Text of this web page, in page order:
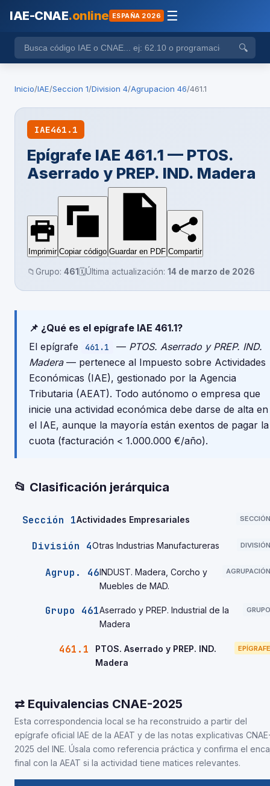
IAE-CNAE.online ESPAÑA 2026 ☰
🔍
Inicio/IAE/Seccion 1/Division 4/Agrupacion 46/461.1
IAE461.1
Epígrafe IAE 461.1 — PTOS.
Aserrado y PREP. IND. Madera
Imprimir Copiar código Guardar en PDF Compartir
📁 Grupo: 461 🗓️Última actualización: 14 de marzo de 2026
📌 ¿Qué es el epígrafe IAE 461.1?
El epígrafe
461.1 — PTOS. Aserrado y PREP. IND.
Madera— pertenece al Impuesto sobre Actividades
Económicas (IAE), gestionado por la Agencia
Tributaria (AEAT). Todo autónomo o empresa que
inicie una actividad económica debe darse de alta en
el IAE, aunque la mayoría están exentos de pagar la
cuota (facturación < 1.000.000 €/año).
📂 Clasificación jerárquica
Sección 1Actividades Empresariales SECCIÓN
División 4Otras Industrias Manufactureras DIVISIÓN
Agrup. 46INDUST. Madera, Corcho y
Muebles de MAD.
AGRUPACIÓN
Grupo 461Aserrado y PREP. Industrial de la
Madera
GRUPO
461.1
PTOS. Aserrado y PREP. IND.
Madera
EPÍGRAFE
⇄ Equivalencias CNAE-2025
Esta correspondencia local se ha reconstruido a partir del
epígrafe oficial IAE de la AEAT y de las notas explicativas
2025 del INE. Úsala como referencia práctica y confirma el
final con la AEAT si la actividad tiene matices relevantes.